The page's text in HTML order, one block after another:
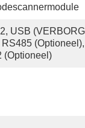
USB
RS485 (optioneel),
(optioneel)